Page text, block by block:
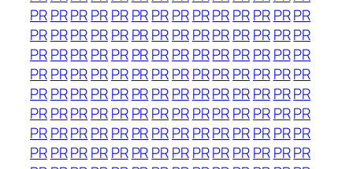
PRPRPRPRPR PRPRPRPRPRPRPR PRPR
PRPRPRPRPR PRPRPRPRPRPRPR PRPR
PRPRPRPRPR PRPRPRPRPRPRPR PRPR
PRPRPRPRPR PRPRPRPRPRPRPR PRPR
PRPRPRPRPR PRPRPRPRPRPRPR PRPR
PRPRPRPRPR PRPRPRPRPRPRPR PRPR
PRPRPRPRPR PRPRPRPRPRPRPR PRPR
PRPRPRPRPR PRPRPRPRPRPRPR PRPR